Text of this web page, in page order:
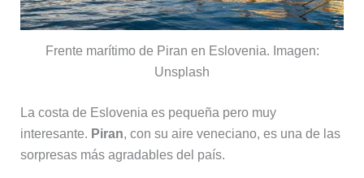
Frente marítimo de Piran en Eslovenia. Imagen:
Unsplash
La costa de Eslovenia es pequeña pero muy
interesante. Piran, con su aire veneciano, es una de las
sorpresas más agradables del país.